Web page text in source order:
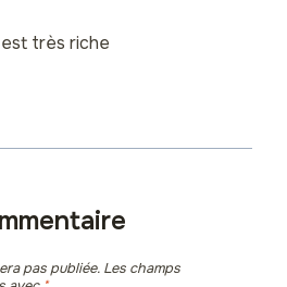
est très riche
pas publiée. Les champs